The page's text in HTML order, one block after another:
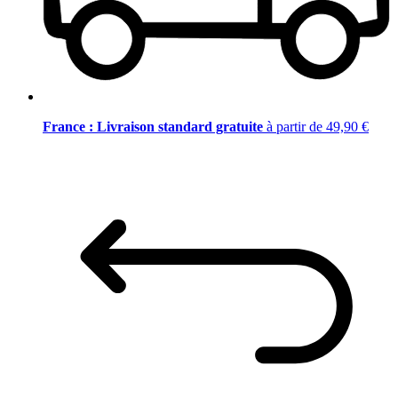
France : Livraison standard gratuite à partir de 49,90 €